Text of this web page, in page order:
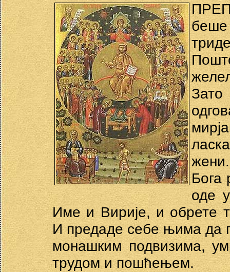
Бога
оде
Име и Вирије, и обрете
И предаде себе њима да
монашким подвизима,
трудом и пошћењем.